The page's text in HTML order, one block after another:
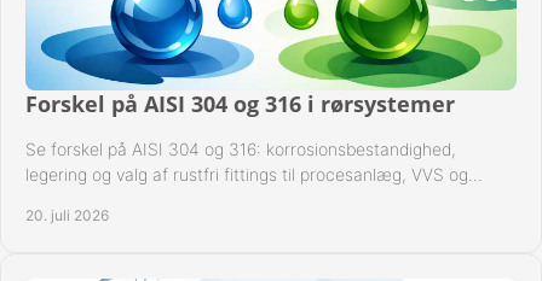
Forskel på AISI 304 og 316 i rørsystemer
Se forskel på AISI 304 og 316: korrosionsbestandighed,
legering og valg af rustfri fittings til procesanlæg, VVS og
20. juli 2026